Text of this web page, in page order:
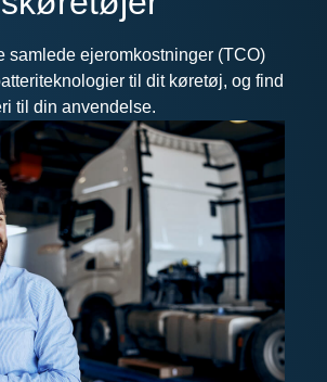
samlede ejeromkostninger (TCO)
til dit køretøj, og find
til din anvendelse.